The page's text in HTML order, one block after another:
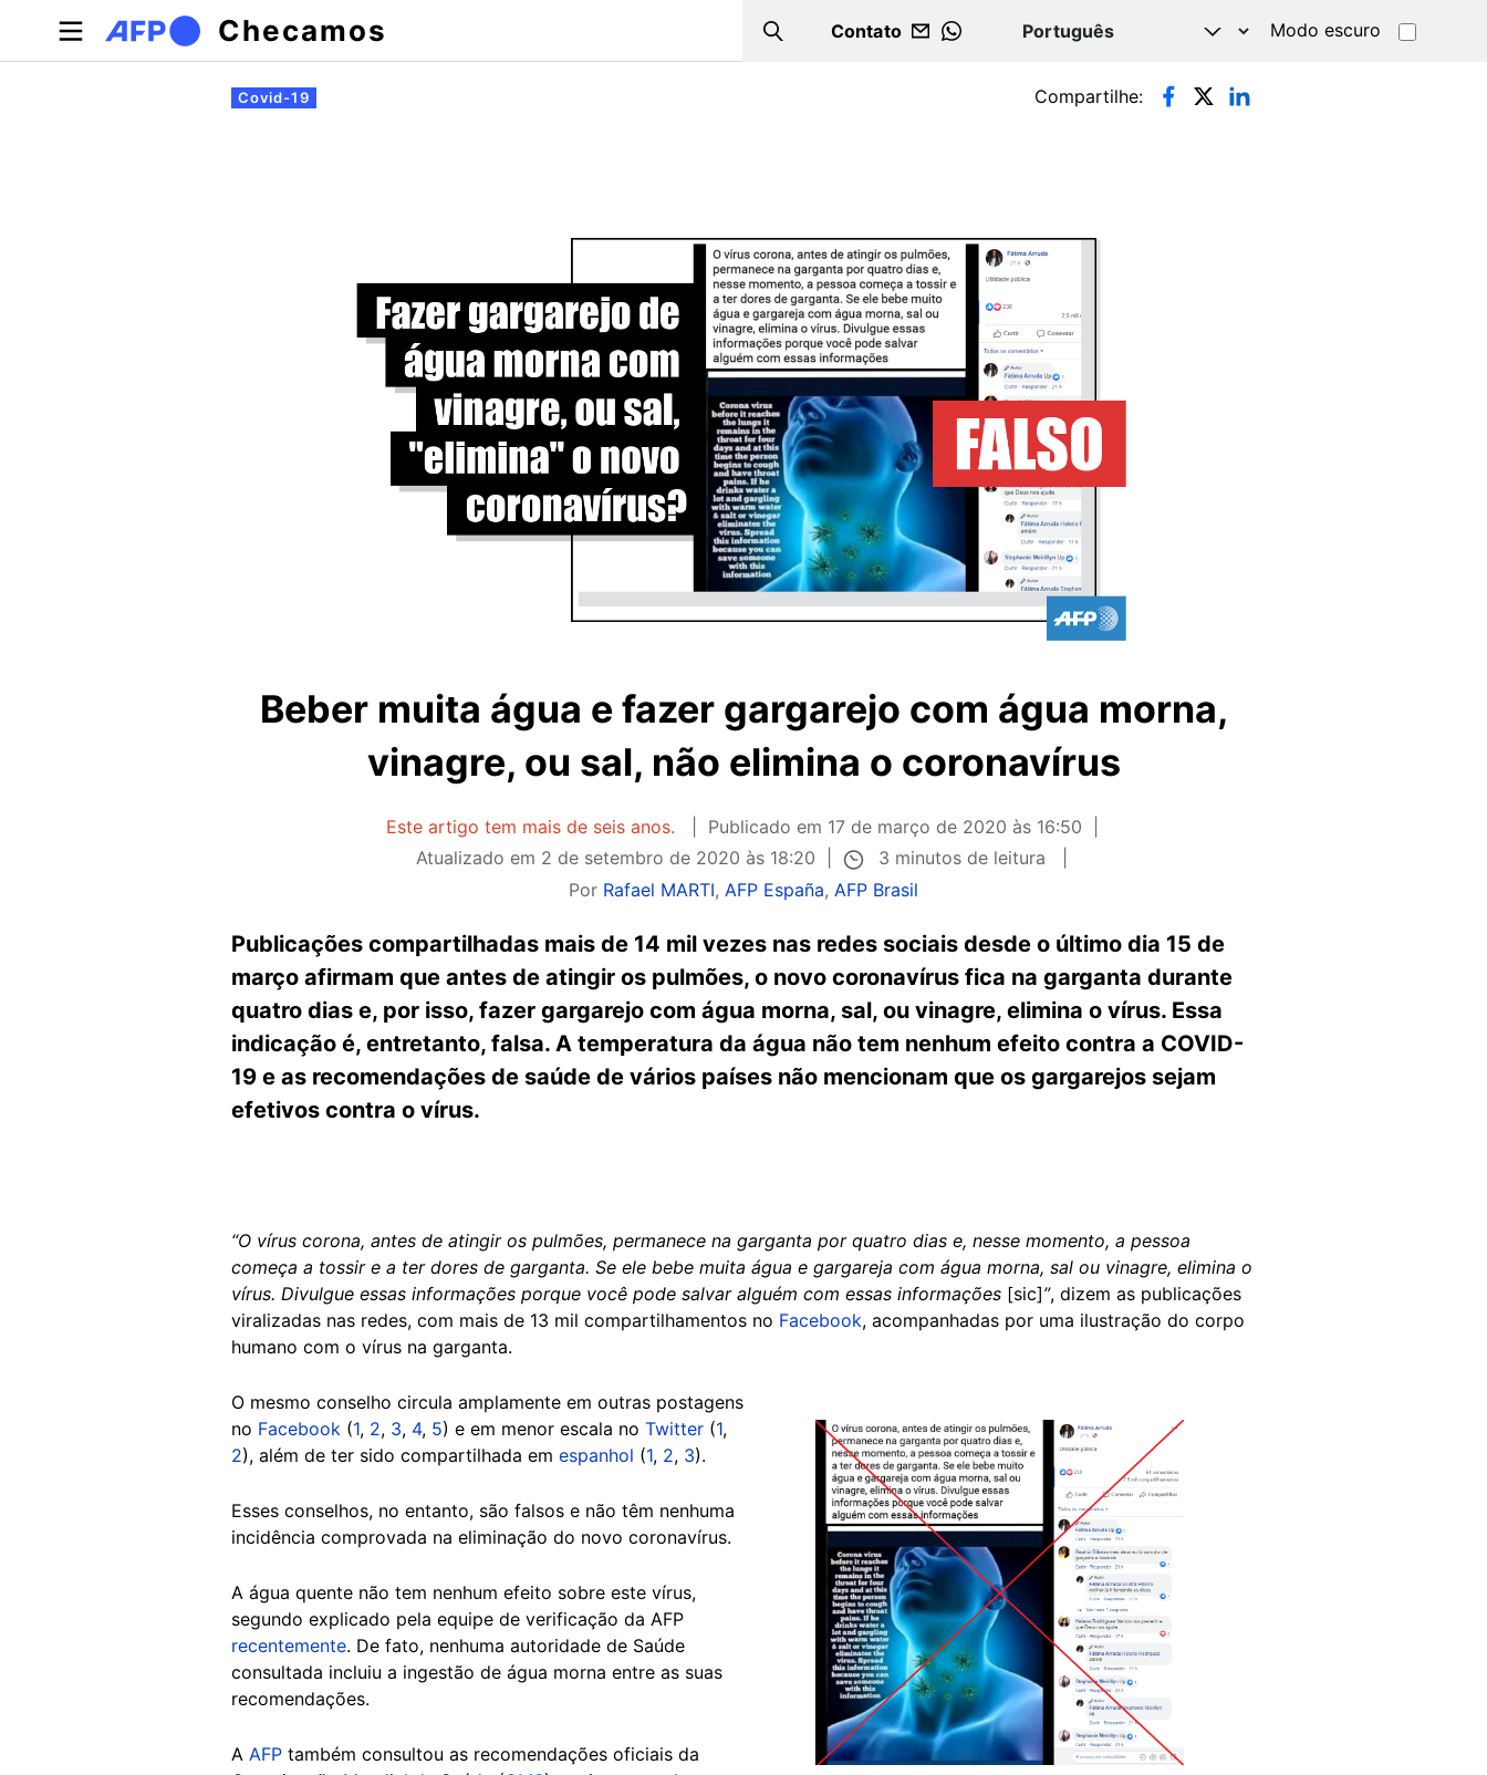
Pular para o conteúdo principal
Checamos Search
Contato
WHATSAPP
Modo escuro
Abas primárias
Covid-19 Compartilhe:
Beber muita água e fazer gargarejo com água morna,
vinagre, ou sal, não elimina o coronavírus
Este artigo tem mais de seis anos. Publicado em 17 de março de 2020 às 16:50
Atualizado em 2 de setembro de 2020 às 18:20
3 minutos de leitura
Por Rafael MARTI, AFP España, AFP Brasil
Publicações compartilhadas mais de 14 mil vezes nas redes sociais desde o último dia 15 de
março afirmam que antes de atingir os pulmões, o novo coronavírus fica na garganta durante
quatro dias e, por isso, fazer gargarejo com água morna, sal, ou vinagre, elimina o vírus. Essa
indicação é, entretanto, falsa. A temperatura da água não tem nenhum efeito contra a COVID-
19 e as recomendações de saúde de vários países não mencionam que os gargarejos sejam
efetivos contra o vírus.
“O vírus corona, antes de atingir os pulmões, permanece na garganta por quatro dias e, nesse momento, a pessoa
começa a tossir e a ter dores de garganta. Se ele bebe muita água e gargareja com água morna, sal ou vinagre, elimina o
vírus. Divulgue essas informações porque você pode salvar alguém com essas informações [sic]”, dizem as publicações
viralizadas nas redes, com mais de 13 mil compartilhamentos no Facebook, acompanhadas por uma ilustração do corpo
humano com o vírus na garganta.
Image
O mesmo conselho circula amplamente em outras postagens
no Facebook (1, 2, 3, 4, 5) e em menor escala no Twitter (1,
2), além de ter sido compartilhada em espanhol (1, 2, 3).
Esses conselhos, no entanto, são falsos e não têm nenhuma
incidência comprovada na eliminação do novo coronavírus.
A água quente não tem nenhum efeito sobre este vírus,
segundo explicado pela equipe de verificação da AFP
recentemente. De fato, nenhuma autoridade de Saúde
consultada incluiu a ingestão de água morna entre as suas
recomendações.
A AFP também consultou as recomendações oficiais da